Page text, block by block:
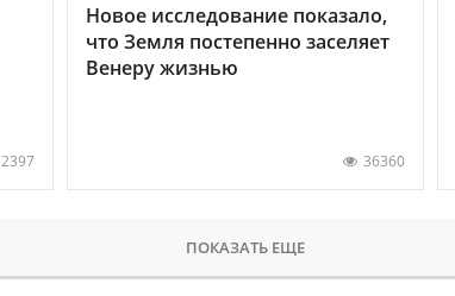
2397
Новое исследование показало,
что Земля постепенно заселяет
Венеру жизнью
36360
ПОКАЗАТЬ ЕЩЕ